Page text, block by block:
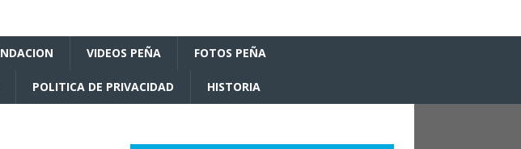
VIDEOS PEÑA FOTOS PEÑA
POLITICA DE PRIVACIDAD HISTORIA